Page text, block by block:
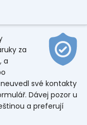
za
a
své kontakty
Dávej pozor u
a preferují